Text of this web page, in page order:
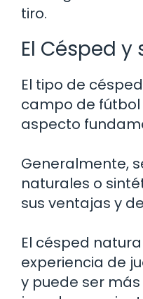
tiro.
El Césped
El tipo de
campo de
aspecto
Generalmente,
naturales o
sus ventajas y
El césped
experiencia de
y puede ser